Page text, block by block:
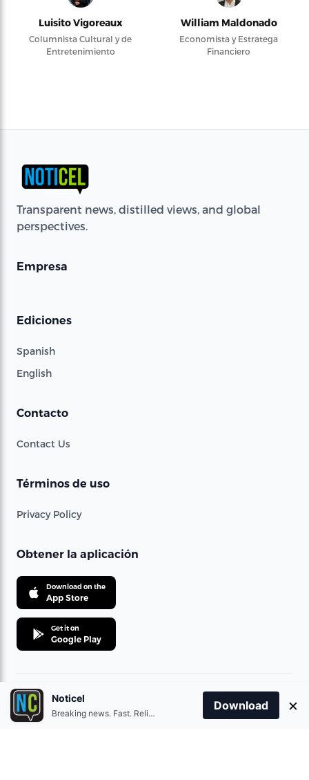
Luisito Vigoreaux
Columnista Cultural y de
Entretenimiento
William Maldonado
Economista y Estratega
Financiero
Transparent news, distilled views, and global
perspectives.
Empresa
Ediciones
Spanish
English
Contacto
Contact Us
Términos de uso
Privacy Policy
Obtener la aplicación
Download on the
App Store
Get it on
Google Play
© 2021 360 Telecom Corporation. All rights reserved.
Noticel
Breaking news. Fast. Reliable.
Download ×